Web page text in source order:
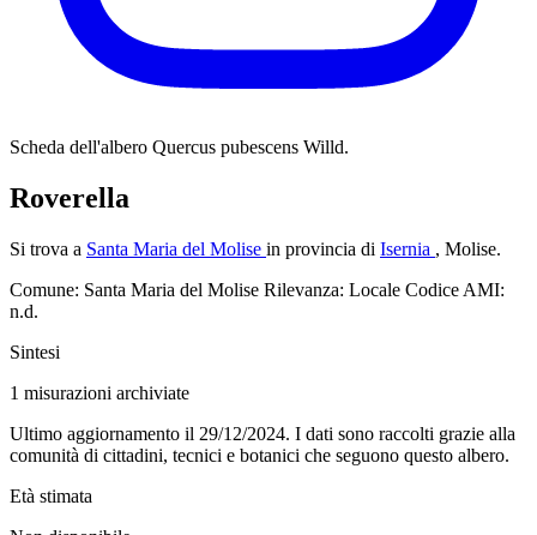
Scheda dell'albero Quercus pubescens Willd.
Roverella
Si trova a Santa Maria del Molise in provincia di Isernia , Molise.
Comune: Santa Maria del Molise Rilevanza: Locale Codice AMI:
n.d.
Sintesi
1 misurazioni archiviate
Ultimo aggiornamento il 29/12/2024. I dati sono raccolti grazie alla
comunità di cittadini, tecnici e botanici che seguono questo albero.
Età stimata